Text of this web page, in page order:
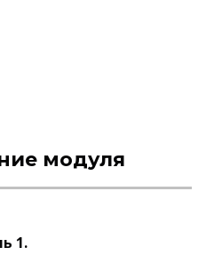
модуля
1.